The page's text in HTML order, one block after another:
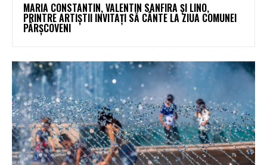
MARIA CONSTANTIN, VALENTIN SANFIRA ȘI LINO,
PRINTRE ARTIȘTII INVITAȚI SĂ CÂNTE LA ZIUA COMUNEI
PÂRȘCOVENI